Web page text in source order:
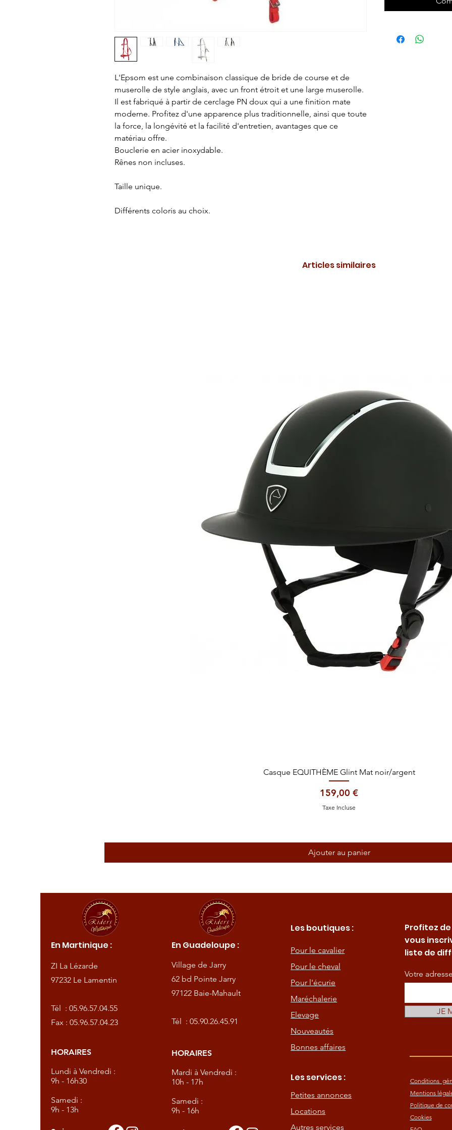
L'Epsom est une combinaison classique de bride de course et de
muserolle de style anglais, avec un front étroit et une large muserolle.
Il est fabriqué à partir de cerclage PN doux qui a une finition mate
moderne. Profitez d'une apparence plus traditionnelle, ainsi que toute
la force, la longévité et la facilité d'entretien, avantages que ce
matériau offre.
Bouclerie en acier inoxydable.
Rênes non incluses.
Taille unique.
Différents coloris au choix.
Articles similaires
Aperçu rapide
Casque EQUITHÈME Glint Mat noir/argent
Prix
159,00 €
Taxe Incluse
Ajouter au panier
En Martinique :
ZI La Lézarde
97232 Le Lamentin
Tél :05.96.57.04.55
Fax : 05.96.57.04.23
HORAIRES
Lundi à Vendredi :
9h - 16h30
Samedi :
9h - 13h
En Guadeloupe :
Village de Jarry
62 bd Pointe Jarry
97122 Baie-Mahault
Tél : 05.90.26.45.91
HORAIRES
Mardi à Vendredi :
10h - 17h
Samedi :
9h - 16h
Les boutiques :
Pour le cavalier
Pour le cheval
Pour l'écurie
Maréchalerie
Elevage
Nouveautés
Bonnes affaires
Les services :
Petites annonces
Locations
Autres services
Profitez
vous
liste de
Votre
JE
Conditions
Mentions
Politique de
Cookies